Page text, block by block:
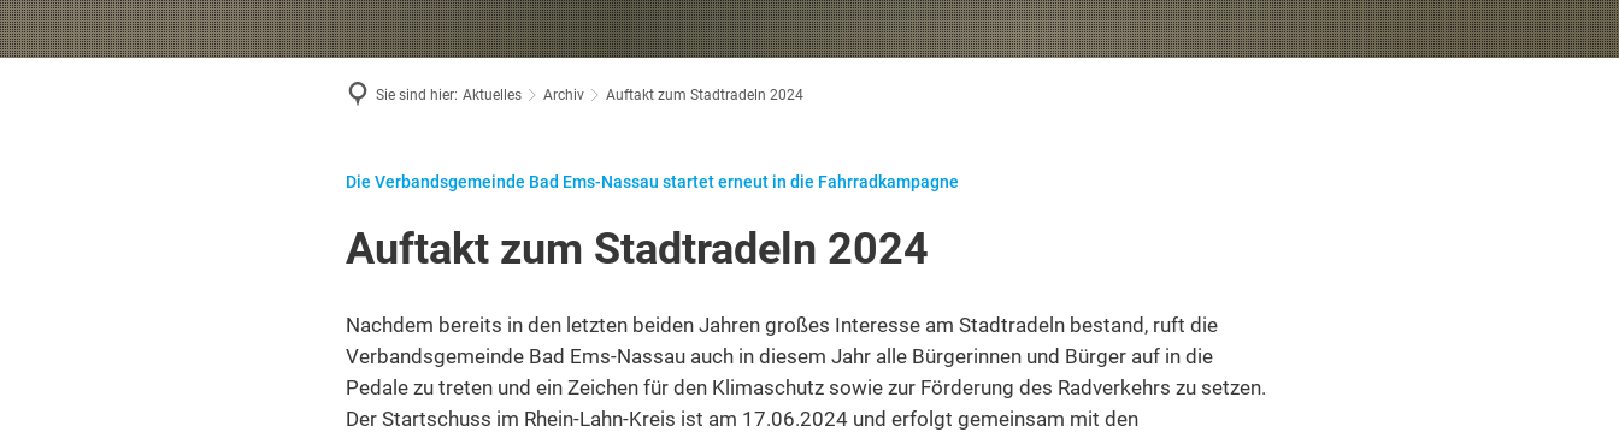
Sie sind hier: Aktuelles Archiv Auftakt zum Stadtradeln 2024
Die Verbandsgemeinde Bad Ems-Nassau startet erneut in die Fahrradkampagne
Auftakt zum Stadtradeln 2024
Nachdem bereits in den letzten beiden Jahren großes Interesse am Stadtradeln bestand, ruft die
Verbandsgemeinde Bad Ems-Nassau auch in diesem Jahr alle Bürgerinnen und Bürger auf in die
Pedale zu treten und ein Zeichen für den Klimaschutz sowie zur Förderung des Radverkehrs zu setzen.
Der Startschuss im Rhein-Lahn-Kreis ist am 17.06.2024 und erfolgt gemeinsam mit den